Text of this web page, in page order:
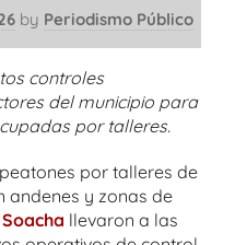
by Periodismo Público
controles
del municipio para
por talleres.
por talleres de
andenes y zonas de
Soacha llevaron a las